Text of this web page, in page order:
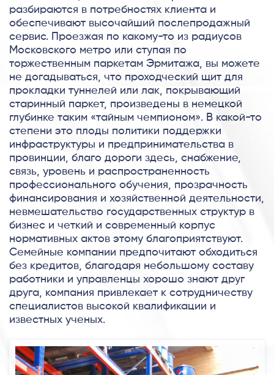
разбираются в потребностях клиента и
обеспечивают высочайший послепродажный
сервис. Проезжая по какому-то из радиусов
Московского метро или ступая по
торжественным паркетам Эрмитажа, вы можете
не догадываться, что проходческий щит для
прокладки туннелей или лак, покрывающий
старинный паркет, произведены в немецкой
глубинке таким «тайным чемпионом». В какой-то
степени это плоды политики поддержки
инфраструктуры и предпринимательства в
провинции, благо дороги здесь, снабжение,
связь, уровень и распространенность
профессионального обучения, прозрачность
финансирования и хозяйственной деятельности,
невмешательство государственных структур в
бизнес и четкий и современный корпус
нормативных актов этому благоприятствуют.
Семейные компании предпочитают обходиться
без кредитов, благодаря небольшому составу
работники и управленцы хорошо знают друг
друга, компания привлекает к сотрудничеству
специалистов высокой квалификации и
известных ученых.